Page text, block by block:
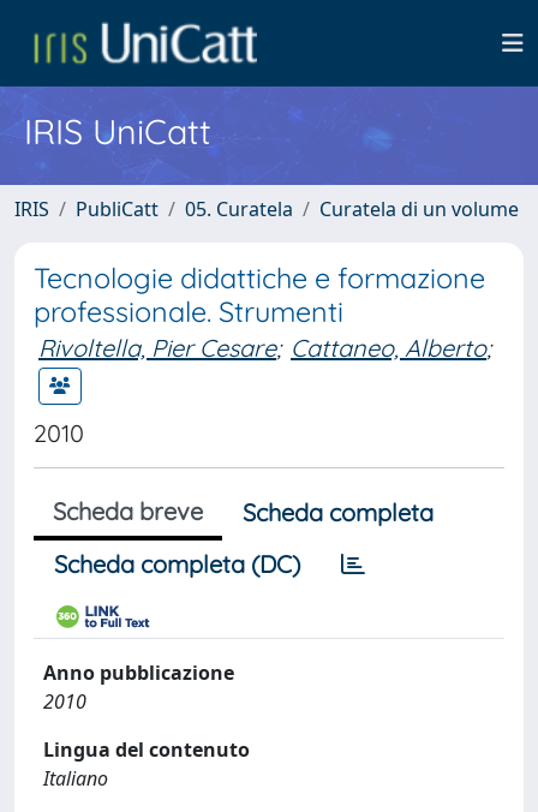
IRIS UniCatt
IRIS PubliCatt 05. Curatela Curatela di un volume
Tecnologie didattiche e formazione
professionale. Strumenti
Rivoltella, Pier Cesare; Cattaneo, Alberto;
2010
Scheda breve
Scheda completa
Scheda completa (DC)
Anno pubblicazione
2010
Lingua del contenuto
Italiano